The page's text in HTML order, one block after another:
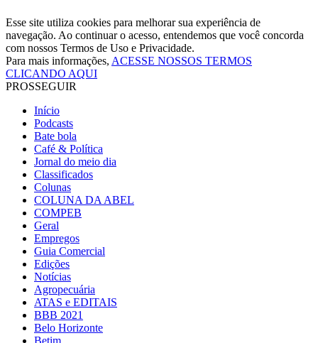
Esse site utiliza cookies para melhorar sua experiência de
navegação. Ao continuar o acesso, entendemos que você concorda
com nossos Termos de Uso e Privacidade.
Para mais informações, ACESSE NOSSOS TERMOS
CLICANDO AQUI
PROSSEGUIR
Início
Podcasts
Bate bola
Café & Política
Jornal do meio dia
Classificados
Colunas
COLUNA DA ABEL
COMPEB
Geral
Empregos
Guia Comercial
Edições
Notícias
Agropecuária
ATAS e EDITAIS
BBB 2021
Belo Horizonte